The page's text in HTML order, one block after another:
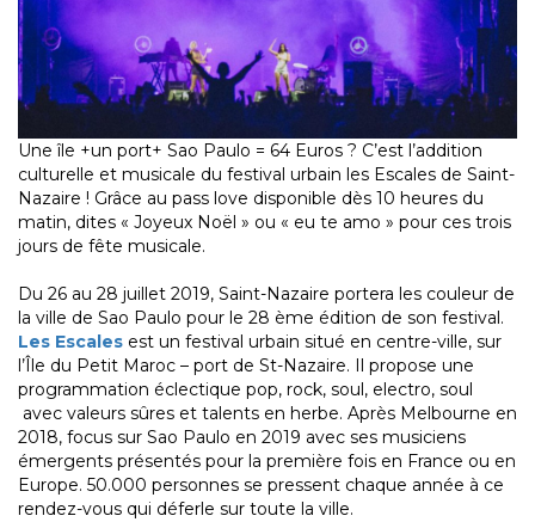
Une île +un port+ Sao Paulo = 64 Euros ? C’est l’addition
culturelle et musicale du festival urbain les Escales de Saint-
Nazaire ! Grâce au pass love disponible dès 10 heures du
matin, dites « Joyeux Noël » ou « eu te amo » pour ces trois
jours de fête musicale.
Du 26 au 28 juillet 2019, Saint-Nazaire portera les couleur de
la ville de Sao Paulo pour le 28 ème édition de son festival.
Les Escales est un festival urbain situé en centre-ville, sur
l’Île du Petit Maroc – port de St-Nazaire. Il propose une
programmation éclectique pop, rock, soul, electro, soul
avec valeurs sûres et talents en herbe. Après Melbourne en
2018, focus sur Sao Paulo en 2019 avec ses musiciens
émergents présentés pour la première fois en France ou en
Europe. 50.000 personnes se pressent chaque année à ce
rendez-vous qui déferle sur toute la ville.